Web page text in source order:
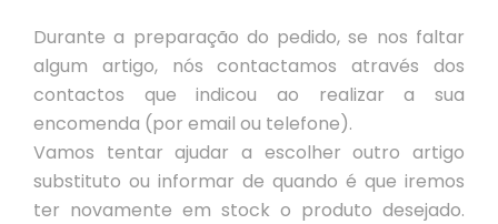
Durante a preparação do pedido, se nos faltar
algum artigo, nós contactamos através dos
contactos que indicou ao realizar a sua
encomenda (por email ou telefone).
Vamos tentar ajudar a escolher outro artigo
substituto ou informar de quando é que iremos
ter novamente em stock o produto desejado.